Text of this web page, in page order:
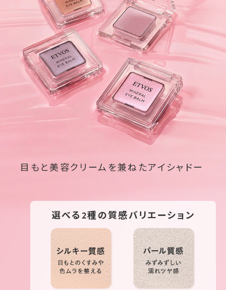
目もと美容クリームを兼ねたアイシャドー
選べる2種の質感バリエーション